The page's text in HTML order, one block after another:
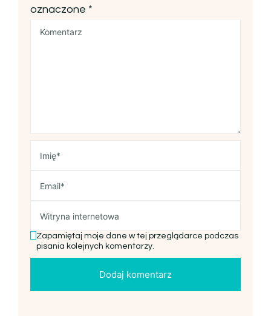
oznaczone *
Zapamiętaj moje dane w tej przeglądarce podczas
pisania kolejnych komentarzy.